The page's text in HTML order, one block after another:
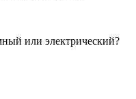
или электрический?